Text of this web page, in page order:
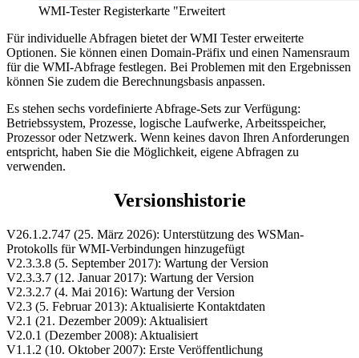
WMI-Tester Registerkarte "Erweitert
Für individuelle Abfragen bietet der WMI Tester erweiterte
Optionen. Sie können einen Domain-Präfix und einen Namensraum
für die WMI-Abfrage festlegen. Bei Problemen mit den Ergebnissen
können Sie zudem die Berechnungsbasis anpassen.
Es stehen sechs vordefinierte Abfrage-Sets zur Verfügung:
Betriebssystem, Prozesse, logische Laufwerke, Arbeitsspeicher,
Prozessor oder Netzwerk. Wenn keines davon Ihren Anforderungen
entspricht, haben Sie die Möglichkeit, eigene Abfragen zu
verwenden.
Versionshistorie
V26.1.2.747 (25. März 2026): Unterstützung des WSMan-
Protokolls für WMI-Verbindungen hinzugefügt
V2.3.3.8 (5. September 2017): Wartung der Version
V2.3.3.7 (12. Januar 2017): Wartung der Version
V2.3.2.7 (4. Mai 2016): Wartung der Version
V2.3 (5. Februar 2013): Aktualisierte Kontaktdaten
V2.1 (21. Dezember 2009): Aktualisiert
V2.0.1 (Dezember 2008): Aktualisiert
V1.1.2 (10. Oktober 2007): Erste Veröffentlichung